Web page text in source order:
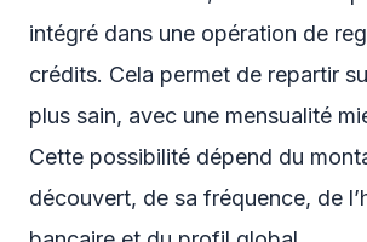
intégré dans une opération de
crédits. Cela permet de repartir
plus sain, avec une mensualité
Cette possibilité dépend du
découvert, de sa fréquence, de